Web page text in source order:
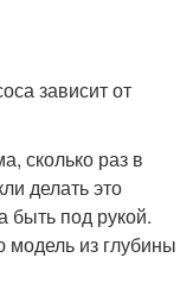
зависит от
сколько раз в
делать это
быть под рукой.
из глубины